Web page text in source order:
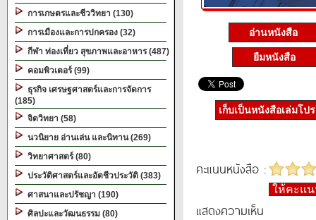
การเกษตรและชีววิทยา (130)
การเมืองและการปกครอง (32)
กีฬา ท่องเที่ยว สุขภาพและอาหาร (487)
คอมพิวเตอร์ (99)
ธุรกิจ เศรษฐศาสตร์และการจัดการ
(185)
จิตวิทยา (58)
นวนิยาย อ่านเล่น และนิทาน (269)
วิทยาศาสตร์ (80)
ประวัติศาสตร์และอัตชีวประวัติ (383)
ศาสนาและปรัชญา (190)
ศิลปะและวัฒนธรรม (80)
อ่านหนังสือ
ยืมหนังสือ
เก็บเป็นหนังสือเล่มโป
คะแนนหนังสือ :
ให้คะแ
แสดงความเห็น